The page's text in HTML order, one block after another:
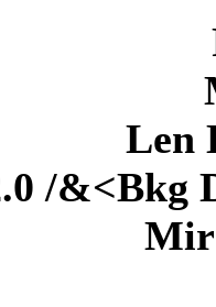
Len
/&<Bkg